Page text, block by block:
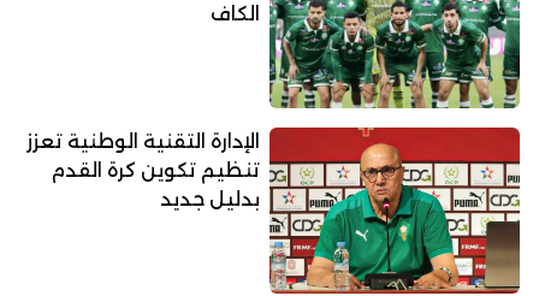
الكاف
الإدارة التقنية الوطنية تعزز
تنظيم تكوين كرة القدم
بدليل جديد